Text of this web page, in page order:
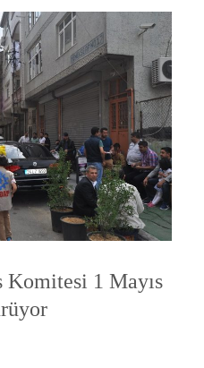
Komitesi 1 Mayıs